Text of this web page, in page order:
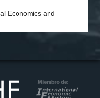
Economics and